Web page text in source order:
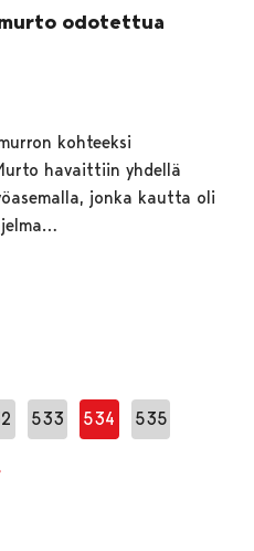
odotettua
kohteeksi
havaittiin yhdellä
jonka kautta oli
533 534 535
sivu